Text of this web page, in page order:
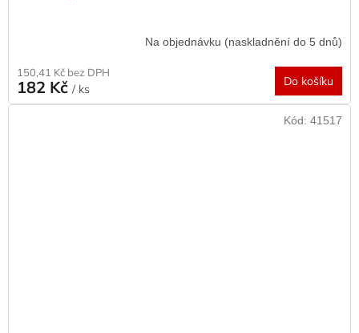
Na objednávku (naskladnění do 5 dnů)
150,41 Kč bez DPH
182 Kč / ks
Do košíku
Kód: 41517